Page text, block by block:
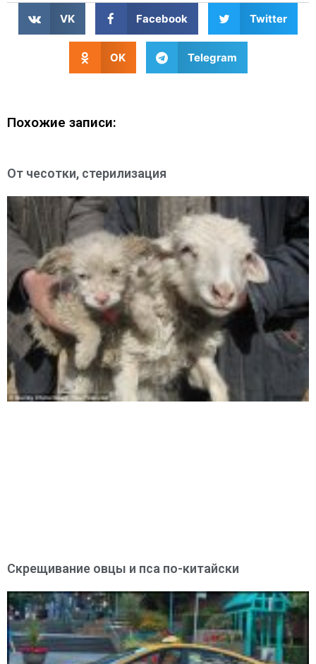
VK Facebook Twitter
OK Telegram
Похожие записи:
От чесотки, стерилизация
Скрещивание овцы и пса по-китайски